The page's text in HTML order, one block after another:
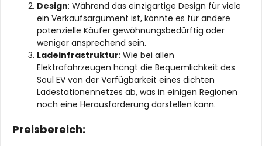
Design: Während das einzigartige Design für viele
ein Verkaufsargument ist, könnte es für andere
potenzielle Käufer gewöhnungsbedürftig oder
weniger ansprechend sein.
Ladeinfrastruktur: Wie bei allen
Elektrofahrzeugen hängt die Bequemlichkeit des
Soul EV von der Verfügbarkeit eines dichten
Ladestationennetzes ab, was in einigen Regionen
noch eine Herausforderung darstellen kann.
Preisbereich: